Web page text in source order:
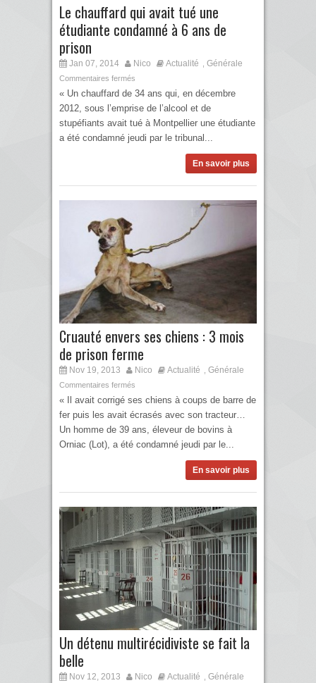
Le chauffard qui avait tué une
étudiante condamné à 6 ans de
prison
Jan 07, 2014 Nico Actualité Générale
Commentaires fermés
« Un chauffard de 34 ans qui, en décembre
2012, sous l’emprise de l’alcool et de
stupéfiants avait tué à Montpellier une étudiante
a été condamné jeudi par le tribunal...
En savoir plus
Cruauté envers ses chiens : 3 mois
de prison ferme
Nov 19, 2013 Nico Actualité Générale
Commentaires fermés
« Il avait corrigé ses chiens à coups de barre de
fer puis les avait écrasés avec son tracteur…
Un homme de 39 ans, éleveur de bovins à
Orniac (Lot), a été condamné jeudi par le...
En savoir plus
Un détenu multirécidiviste se fait la
belle
Nov 12, 2013 Nico Actualité , Générale